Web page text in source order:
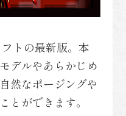
トの最新版。本
デルやあらかじめ
然なポージングや
とができます。